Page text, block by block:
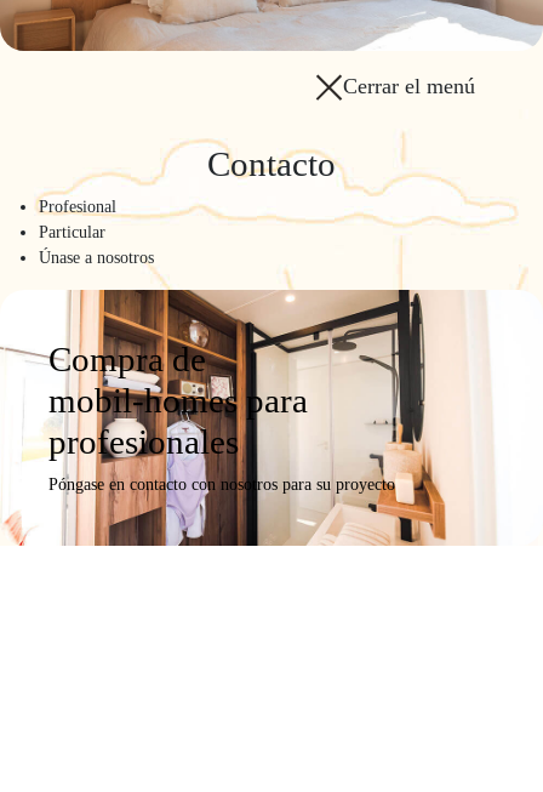
Cerrar el menú
Contacto
Profesional
Particular
Únase a nosotros
Compra de
mobil-homes para
profesionales
Póngase en contacto con nosotros para su proyecto